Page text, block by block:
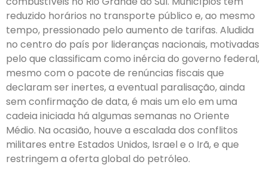
reduzido horários no transporte público e, ao mesmo
tempo, pressionado pelo aumento de tarifas. Aludida
no centro do país por lideranças nacionais, motivadas
pelo que classificam como inércia do governo federal,
mesmo com o pacote de renúncias fiscais que
declaram ser inertes, a eventual paralisação, ainda
sem confirmação de data, é mais um elo em uma
cadeia iniciada há algumas semanas no Oriente
Médio. Na ocasião, houve a escalada dos conflitos
militares entre Estados Unidos, Israel e o Irã, e que
restringem a oferta global do petróleo.